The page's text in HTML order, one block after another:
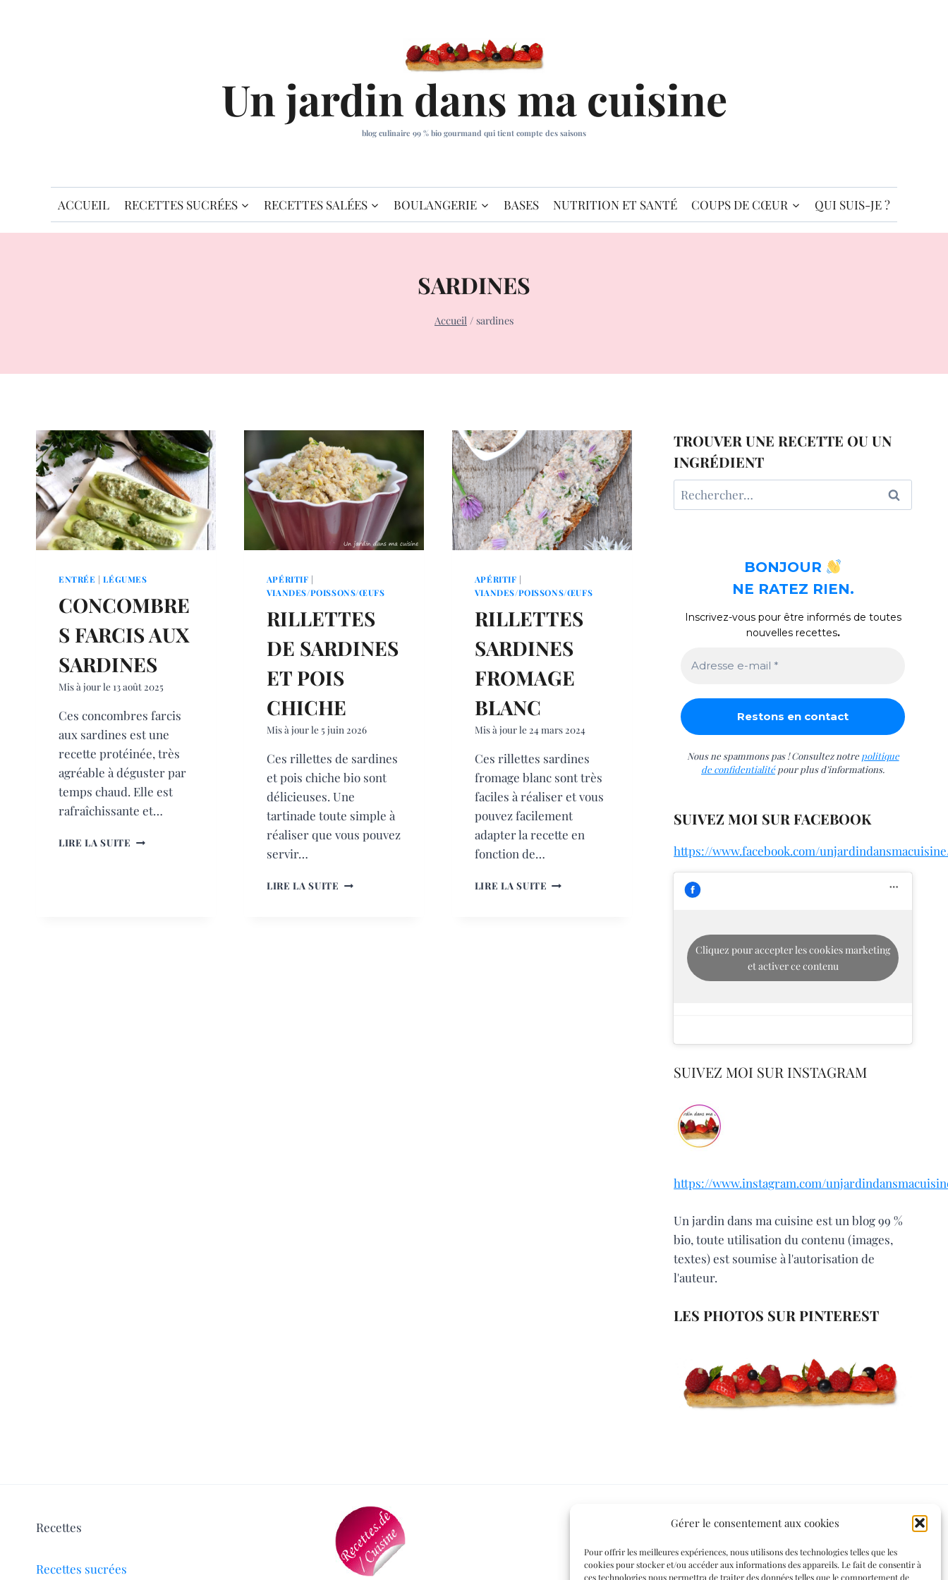
Gérer le consentement aux cookies
Pour offrir les meilleures expériences, nous utilisons des technologies telles que les
cookies pour stocker et/ou accéder aux informations des appareils. Le fait de consentir à
ces technologies nous permettra de traiter des données telles que le comportement de
Un jardin dans ma cuisine
blog culinaire 99 % bio gourmand qui tient compte des saisons
ACCUEIL RECETTES SUCRÉES RECETTES SALÉES BOULANGERIE BASES NUTRITION ET SANTÉ COUPS DE CŒUR QUI SUIS-JE ?
SARDINES
Accueil / sardines
ENTRÉE |LÉGUMES
CONCOMBRE
S FARCIS AUX
SARDINES
Mis à jour le 13 août 2025
Ces concombres farcis
aux sardines est une
recette protéinée, très
agréable à déguster par
temps chaud. Elle est
rafraîchissante et…
LIRE LA SUITE CONCOMBRES
APÉRITIF |
VIANDES/POISSONS/ŒUFS
RILLETTES
DE SARDINES
ET POIS
CHICHE
Mis à jour le5 juin 2026
Ces rillettes de sardines
et pois chiche bio sont
délicieuses. Une
tartinade toute simple à
réaliser que vous pouvez
servir…
LIRE LA SUITE RILLETTES
APÉRITIF |
VIANDES/POISSONS/ŒUFS
RILLETTES
SARDINES
FROMAGE
BLANC
Mis à jour le 24 mars 2024
Ces rillettes sardines
fromage blanc sont très
faciles à réaliser et vous
pouvez facilement
adapter la recette en
fonction de…
LIRE LA SUITE RILLETTES
TROUVER UNE RECETTE OU UN
INGRÉDIENT
Rechercher :
BONJOUR
NE RATEZ RIEN.
Inscrivez-vous pour être informés de toutes
nouvelles recettes.
Nous ne spammons pas ! Consultez notre politique
de confidentialitépour plus d’informations.
SUIVEZ MOI SUR FACEBOOK
https://www.facebook.com/
Cliquez pour accepter les cookies marketing
et activer ce contenu
SUIVEZ MOI SUR INSTAGRAM
https://www.instagram.com/
Un jardin dans ma cuisine est un blog 99 %
bio, toute utilisation du contenu (images,
textes) est soumise à l'autorisation de
l'auteur.
LES PHOTOS SUR PINTEREST
Recettes
Recettes sucrées
Informations légales
Mentions légales